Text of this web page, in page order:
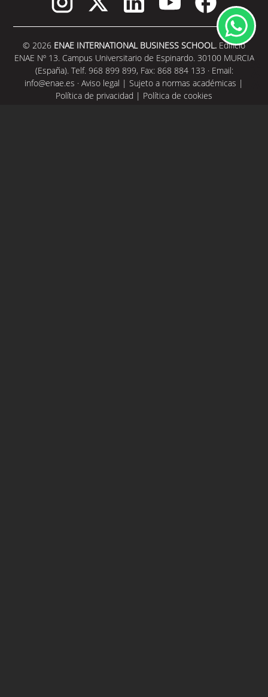
© 2026 ENAE INTERNATIONAL BUSINESS SCHOOL. Edificio
ENAE Nº 13. Campus Universitario de Espinardo. 30100 MURCIA
(España). Telf. 968 899 899, Fax: 868 884 133 · Email:
info@enae.es · Aviso legal | Sujeto a normas académicas |
Política de privacidad | Política de cookies